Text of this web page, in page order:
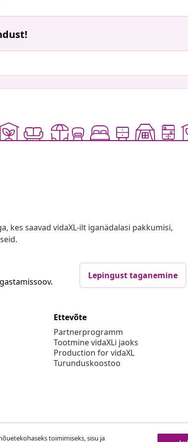
kes saavad vidaXL-ilt iganädalasi pakkumisi,
Lepingust taganemine
Ettevõte
Partnerprogramm
Tootmine vidaXLi jaoks
Production for vidaXL
Turunduskoostoo
toimimiseks, sisu ja